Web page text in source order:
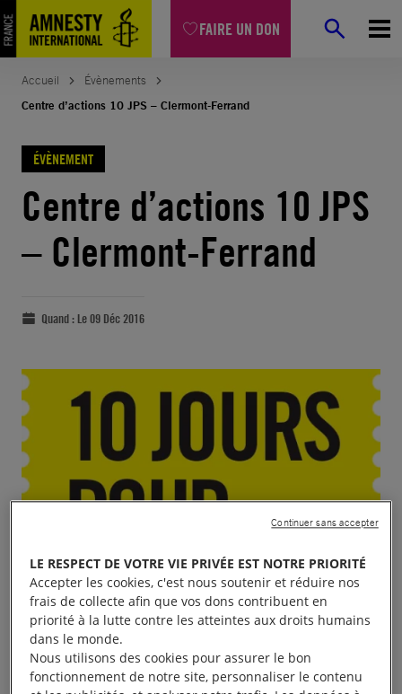
FAIRE UN DON
Accueil
Évènements
Centre d’actions 10 JPS – Clermont-Ferrand
ÉVÈNEMENT
Centre d’actions 10 JPS
– Clermont-Ferrand
Quand : Le 09 Déc 2016
LE RESPECT DE VOTRE VIE PRIVÉE EST NOTRE PRIORITÉ
Accepter les cookies, c'est nous soutenir et réduire nos
frais de collecte afin que vos dons contribuent en
priorité à la lutte contre les atteintes aux droits humains
dans le monde.
Nous utilisons des cookies pour assurer le bon
fonctionnement de notre site, personnaliser le contenu
Continuer sans accepter